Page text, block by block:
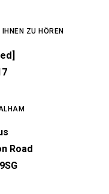
ZU HÖREN
Road